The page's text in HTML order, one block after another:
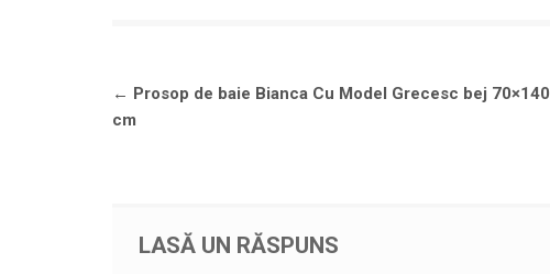
Navigare
în
← Prosop de baie Bianca Cu Model Grecesc bej 70×140
cm
LASĂ UN RĂSPUNS